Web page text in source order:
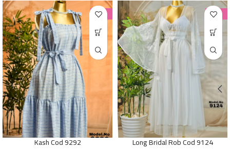
-38%
Long Bridal Rob Cod 9124
-38%
Kash Cod 9292